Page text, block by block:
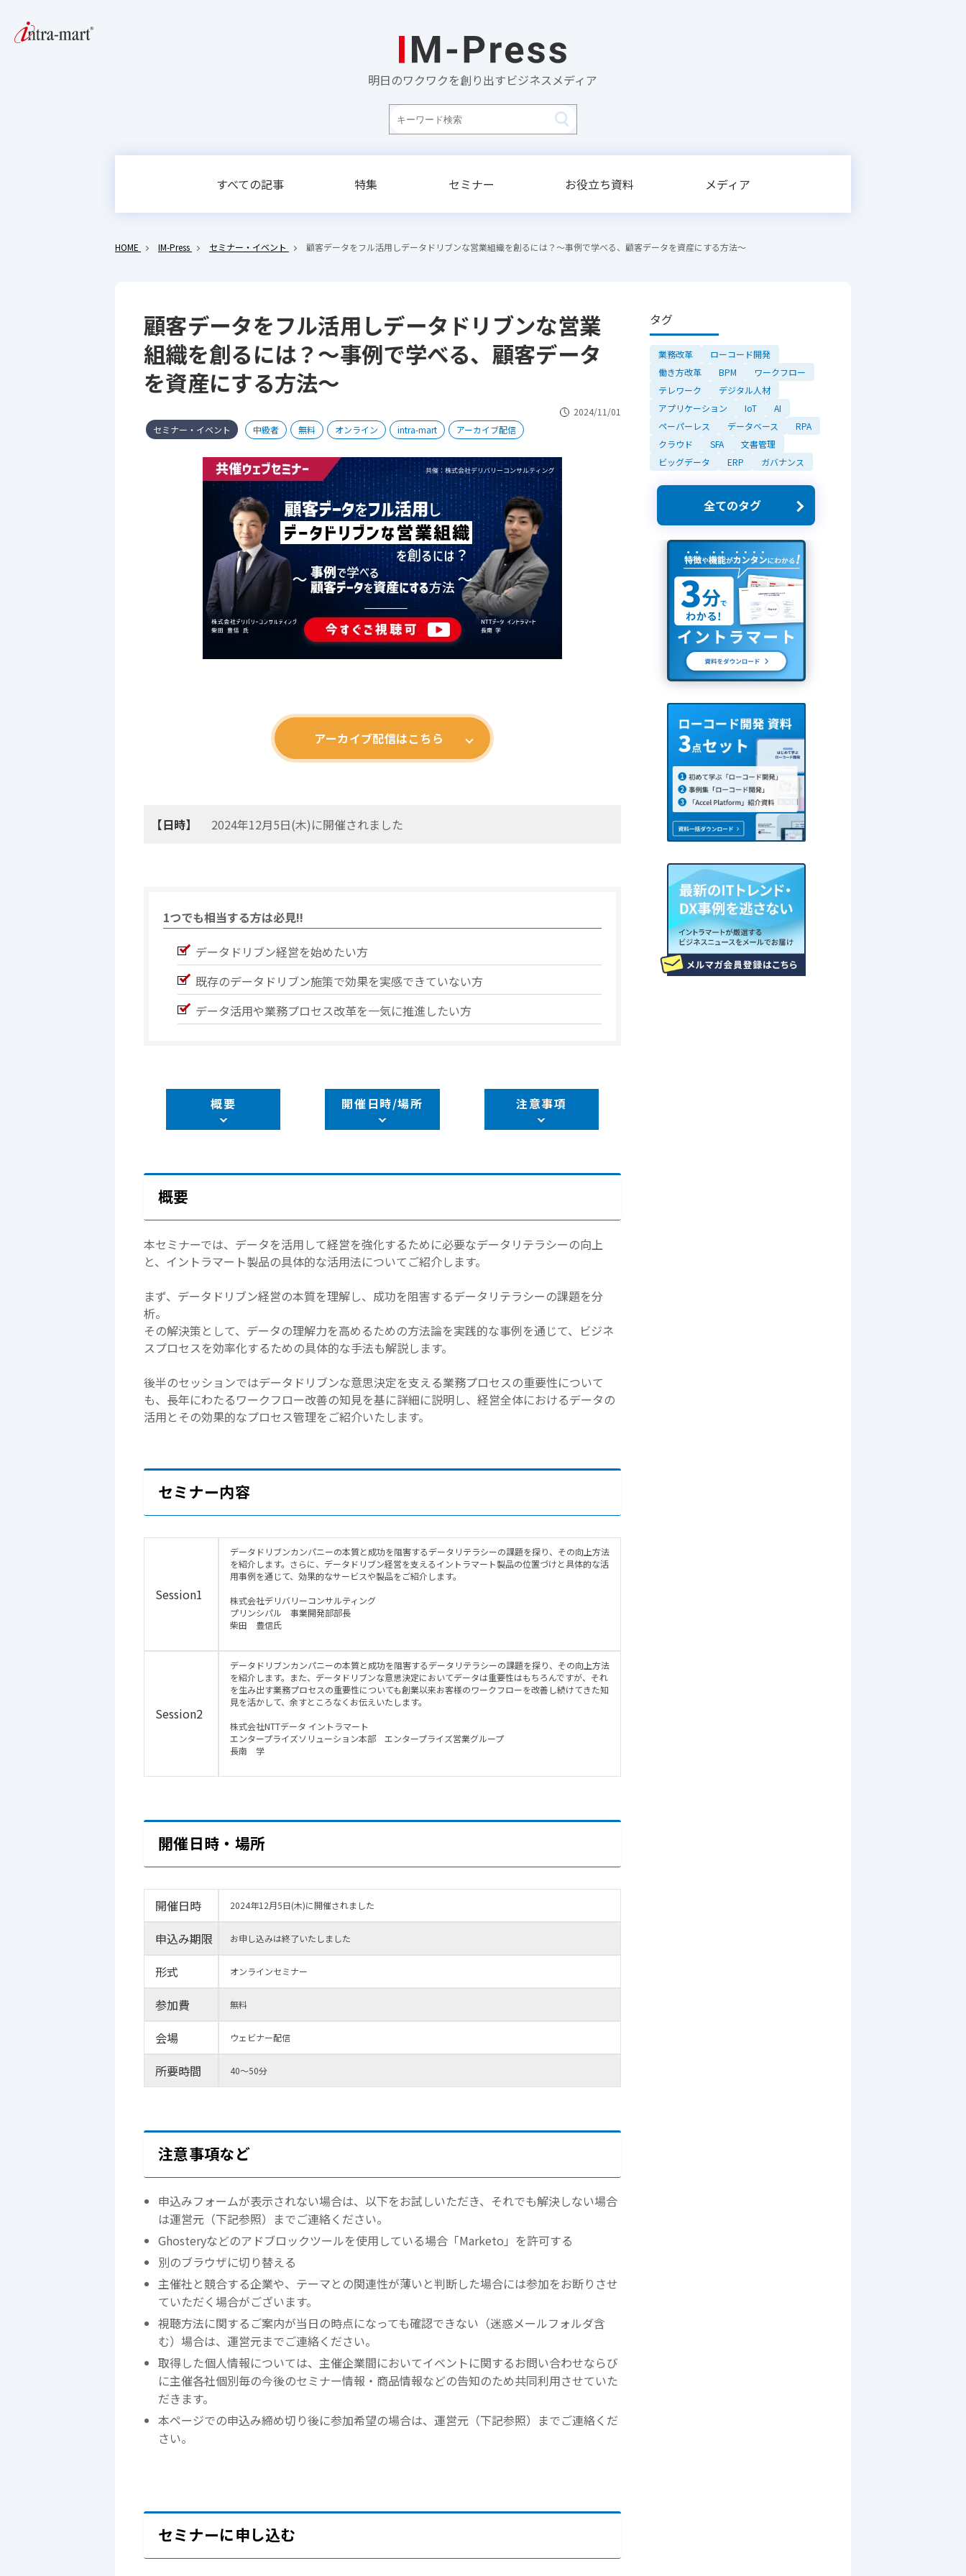
明日のワクワクを創り出すビジネスメディア
すべての記事 特集 セミナー お役立ち資料 メディア
HOME IM-Press セミナー・イベント 顧客データをフル活用しデータドリブンな営業組織を創るには？〜事例で学べる、顧客データを資産にする方法〜
顧客データをフル活用しデータドリブンな営業
組織を創るには？〜事例で学べる、顧客データ
を資産にする方法〜
2024/11/01
セミナー・イベント
中級者 無料 オンライン intra-mart アーカイブ配信
アーカイブ配信はこちら
【日時】 2024年12月5日(木)に開催されました
1つでも相当する方は必見!!
データドリブン経営を始めたい方
既存のデータドリブン施策で効果を実感できていない方
データ活用や業務プロセス改革を一気に推進したい方
概要 開催日時/場所 注意事項
概要
本セミナーでは、データを活用して経営を強化するために必要なデータリテラシーの向上
と、イントラマート製品の具体的な活用法についてご紹介します。
まず、データドリブン経営の本質を理解し、成功を阻害するデータリテラシーの課題を分
析。
その解決策として、データの理解力を高めるための方法論を実践的な事例を通じて、ビジネ
スプロセスを効率化するための具体的な手法も解説します。
後半のセッションではデータドリブンな意思決定を支える業務プロセスの重要性について
も、長年にわたるワークフロー改善の知見を基に詳細に説明し、経営全体におけるデータの
活用とその効果的なプロセス管理をご紹介いたします。
セミナー内容
Session1
データドリブンカンパニーの本質と成功を阻害するデータリテラシーの課題を探り、その向上方法
を紹介します。さらに、データドリブン経営を支えるイントラマート製品の位置づけと具体的な活
用事例を通じて、効果的なサービスや製品をご紹介します。
株式会社デリバリーコンサルティング
プリンシパル 事業開発部部長
柴田 豊信氏
Session2
データドリブンカンパニーの本質と成功を阻害するデータリテラシーの課題を探り、その向上方法
を紹介します。また、データドリブンな意思決定においてデータは重要性はもちろんですが、それ
を生み出す業務プロセスの重要性についても創業以来お客様のワークフローを改善し続けてきた知
見を活かして、余すところなくお伝えいたします。
株式会社NTTデータ イントラマート
エンタープライズソリューション本部 エンタープライズ営業グループ
長南 学
開催日時・場所
開催日時 2024年12月5日(木)に開催されました
申込み期限 お申し込みは終了いたしました
形式 オンラインセミナー
参加費 無料
会場 ウェビナー配信
所要時間 40～50分
注意事項など
申込みフォームが表示されない場合は、以下をお試しいただき、それでも解決しない場合
は運営元（下記参照）までご連絡ください。
Ghosteryなどのアドブロックツールを使用している場合「Marketo」を許可する
別のブラウザに切り替える
主催社と競合する企業や、テーマとの関連性が薄いと判断した場合には参加をお断りさせ
ていただく場合がございます。
視聴方法に関するご案内が当日の時点になっても確認できない（迷惑メールフォルダ含
む）場合は、運営元までご連絡ください。
取得した個人情報については、主催企業間においてイベントに関するお問い合わせならび
に主催各社個別毎の今後のセミナー情報・商品情報などの告知のため共同利用させていた
だきます。
本ページでの申込み締め切り後に参加希望の場合は、運営元（下記参照）までご連絡くだ
さい。
セミナーに申し込む
タグ
業務改革
ローコード開発
働き方改革
BPM
ワークフロー
テレワーク
デジタル人材
アプリケーション
IoT
AI
ペーパーレス
データベース
RPA
クラウド
SFA
文書管理
ビッグデータ
ERP ガバナンス
全てのタグ